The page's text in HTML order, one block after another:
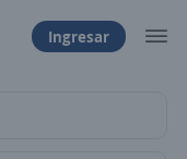
Ingresar